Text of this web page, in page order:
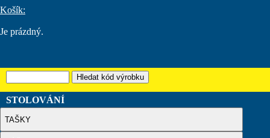
Košík:
Je prázdný.
STOLOVÁNÍ
TAŠKY